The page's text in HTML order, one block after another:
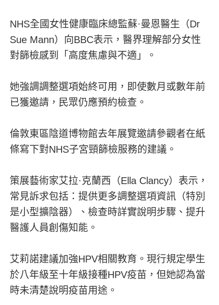
NHS全國女性健康臨床總監蘇·曼恩醫生（Dr
Sue Mann）向BBC表示，醫界理解部分女性
對篩檢感到「高度焦慮與不適」。
她強調調整選項始終可用，即使數月或數年前
已獲邀請，民眾仍應預約檢查。
倫敦東區陰道博物館去年展覽邀請參觀者在紙
條寫下對NHS子宮頸篩檢服務的建議。
策展藝術家艾拉·克蘭西（Ella Clancy）表示，
常見訴求包括：提供更多調整選項資訊（特別
是小型擴陰器）、檢查時詳實說明步驟、提升
醫護人員創傷知能。
艾莉諾建議加強HPV相關教育。現行規定學生
於八年級至十年級接種HPV疫苗，但她認為當
時未清楚說明疫苗用途。